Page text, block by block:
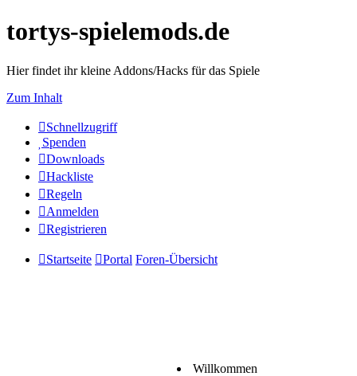
tortys-spielemods.de
Hier findet ihr kleine Addons/Hacks für das Spiele
Zum Inhalt
Schnellzugriff
Spenden
Downloads
Hackliste
Regeln
Anmelden
Registrieren
Startseite Portal Foren-Übersicht
Willkommen